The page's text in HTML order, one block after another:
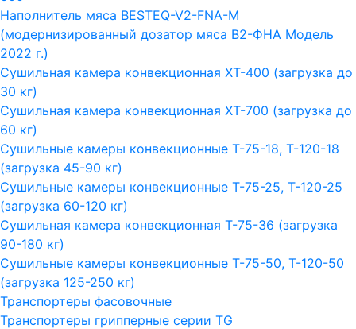
Наполнитель мяса BESTEQ-V2-FNA-M
(модернизированный дозатор мяса В2-ФНА Модель
2022 г.)
Сушильная камера конвекционная ХТ-400 (загрузка до
30 кг)
Сушильная камера конвекционная ХТ-700 (загрузка до
60 кг)
Сушильные камеры конвекционные Т-75-18, Т-120-18
(загрузка 45-90 кг)
Сушильные камеры конвекционные Т-75-25, Т-120-25
(загрузка 60-120 кг)
Сушильная камера конвекционная Т-75-36 (загрузка
90-180 кг)
Сушильные камеры конвекционные Т-75-50, Т-120-50
(загрузка 125-250 кг)
Транспортеры фасовочные
Транспортеры грипперные серии TG